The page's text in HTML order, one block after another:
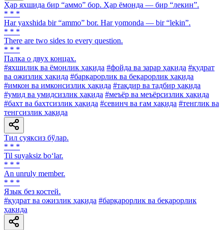
Ҳар яхшида бир “аммо” бор. Ҳар ёмонда — бир “лекин”.
* * *
Har yaxshida bir “ammo” bor. Har yomonda — bir “lekin”.
* * *
There are two sides to every question.
* * *
Палка о двух концах.
#яхшилик ва ёмонлик ҳақида #фойда ва зарар ҳақида #қудрат
ва ожизлик ҳақида #барқарорлик ва беқарорлик ҳақида
#имкон ва имконсизлик ҳақида #тақдир ва тадбир ҳақида
#умид ва умидсизлик ҳақида #меъёр ва меъёрсизлик ҳақида
#бахт ва бахтсизлик ҳақида #севинч ва ғам ҳақида #тенглик ва
тенгсизлик ҳақида
Тил суяксиз бўлар.
* * *
Til suyaksiz bo‘lar.
* * *
An unruly member.
* * *
Язык без костей.
#қудрат ва ожизлик ҳақида #барқарорлик ва беқарорлик
ҳақида